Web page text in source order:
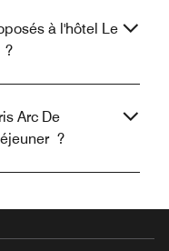
à l'hôtel Le
?
Arc De
?